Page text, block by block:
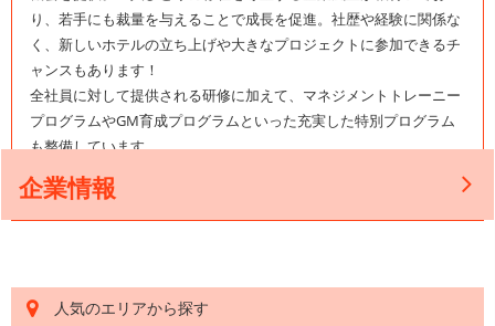
り、若手にも裁量を与えることで成長を促進。社歴や経験に関係な
く、新しいホテルの立ち上げや大きなプロジェクトに参加できるチ
ャンスもあります！
全社員に対して提供される研修に加えて、マネジメントトレーニー
プログラムやGM育成プログラムといった充実した特別プログラム
も整備しています。
企業情報
人気のエリアから探す